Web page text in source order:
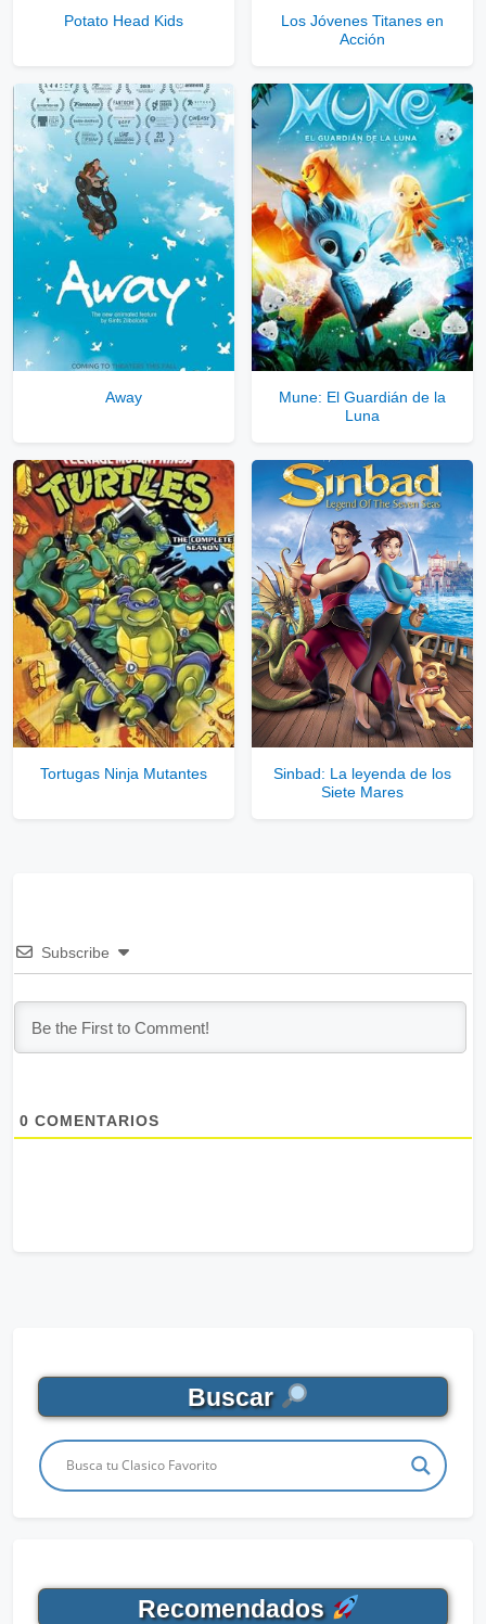
Potato Head Kids
Los Jóvenes Titanes en
Acción
Away
Mune: El Guardián de la
Luna
Tortugas Ninja Mutantes
Sinbad: La leyenda de los
Siete Mares
Subscribe
0 COMENTARIOS
Buscar
Recomendados